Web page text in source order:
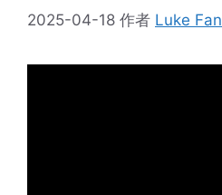
2025-04-18 作者 Luke Fan